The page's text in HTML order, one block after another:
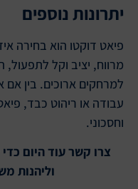
יתרונות נוספים
פיאט דוקטו הוא בחירה
מרווח, יציב וקל לתפעול,
למרחקים ארוכים. בין אם
עבודה או ריהוט כבד,
וחסכוני.
צרו קשר עוד היום
וליהנות